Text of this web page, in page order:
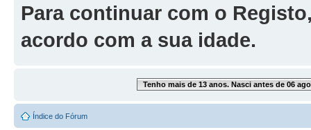
Para continuar com o
acordo com a sua idade.
Tenho mais de 13 anos. Nasci antes de 06 ago
Índice do Fórum